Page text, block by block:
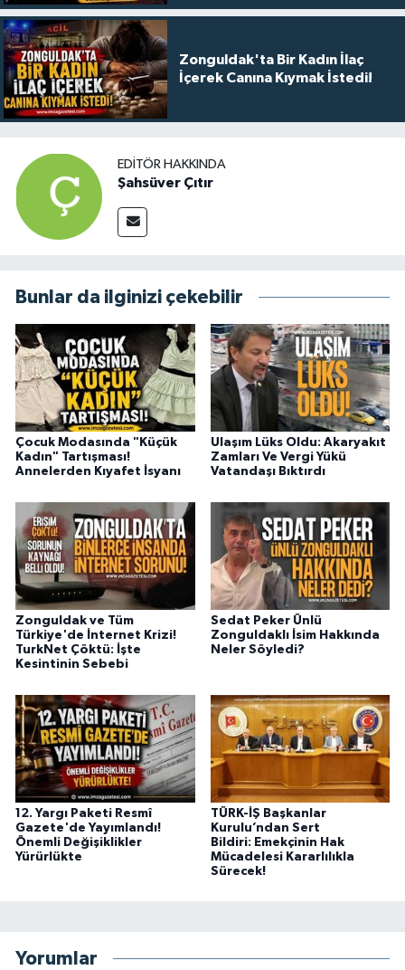
Zonguldak'ta Bir Kadın İlaç
İçerek Canına Kıymak İstedi!
EDITÖR HAKKINDA
Şahsüver Çıtır
Bunlar da ilginizi çekebilir
Çocuk Modasında "Küçük
Kadın" Tartışması!
Annelerden Kıyafet İsyanı
Ulaşım Lüks Oldu: Akaryakıt
Zamları Ve Vergi Yükü
Vatandaşı Bıktırdı
Zonguldak ve Tüm
Türkiye'de İnternet Krizi!
TurkNet Çöktü: İşte
Kesintinin Sebebi
Sedat Peker Ünlü
Zonguldaklı İsim Hakkında
Neler Söyledi?
12. Yargı Paketi Resmî
Gazete'de Yayımlandı!
Önemli Değişiklikler
Yürürlükte
TÜRK-İŞ Başkanlar
Kurulu’ndan Sert
Bildiri: Emekçinin Hak
Mücadelesi Kararlılıkla
Sürecek!
Yorumlar